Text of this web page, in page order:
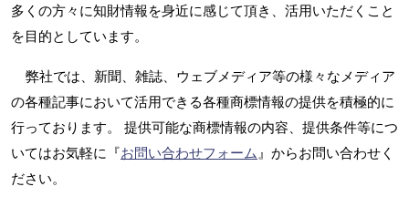
多くの方々に知財情報を身近に感じて頂き、活用いただくこと
を目的としています。
弊社では、新聞、雑誌、ウェブメディア等の様々なメディア
の各種記事において活用できる各種商標情報の提供を積極的に
行っております。 提供可能な商標情報の内容、提供条件等につ
いてはお気軽に『お問い合わせフォーム』からお問い合わせく
ださい。